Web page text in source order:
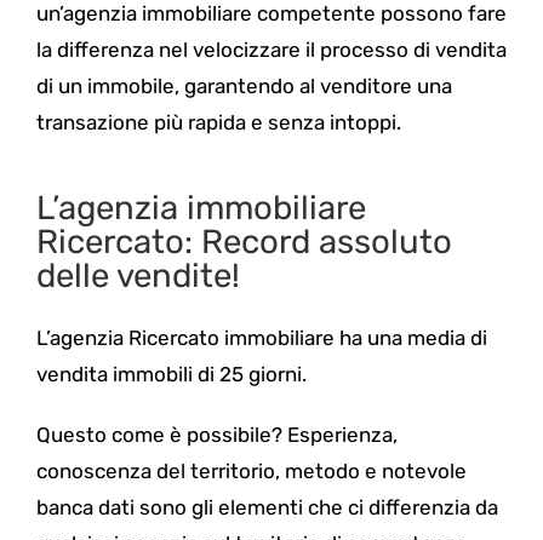
un’agenzia immobiliare competente possono fare
la differenza nel velocizzare il processo di vendita
di un immobile, garantendo al venditore una
transazione più rapida e senza intoppi.
L’agenzia immobiliare
Ricercato: Record assoluto
delle vendite!
L’agenzia Ricercato immobiliare ha una media di
vendita immobili di 25 giorni.
Questo come è possibile? Esperienza,
conoscenza del territorio, metodo e notevole
banca dati sono gli elementi che ci differenzia da